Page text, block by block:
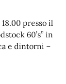
presso il
60’s” in
e dintorni –